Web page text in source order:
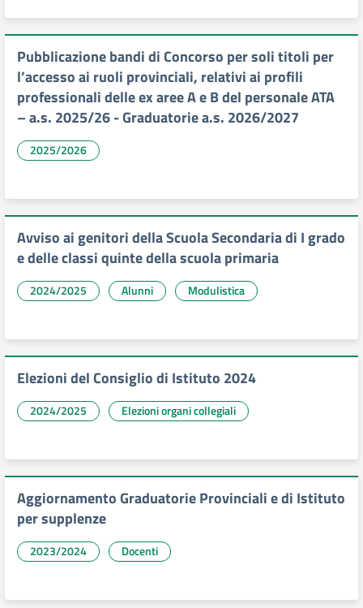
Pubblicazione bandi di Concorso per soli titoli per
l’accesso ai ruoli provinciali, relativi ai profili
professionali delle ex aree A e B del personale ATA
– a.s. 2025/26 - Graduatorie a.s. 2026/2027
2025/2026
Avviso ai genitori della Scuola Secondaria di I grado
e delle classi quinte della scuola primaria
2024/2025 Alunni Modulistica
Elezioni del Consiglio di Istituto 2024
2024/2025 Elezioni organi collegiali
Aggiornamento Graduatorie Provinciali e di Istituto
per supplenze
2023/2024 Docenti